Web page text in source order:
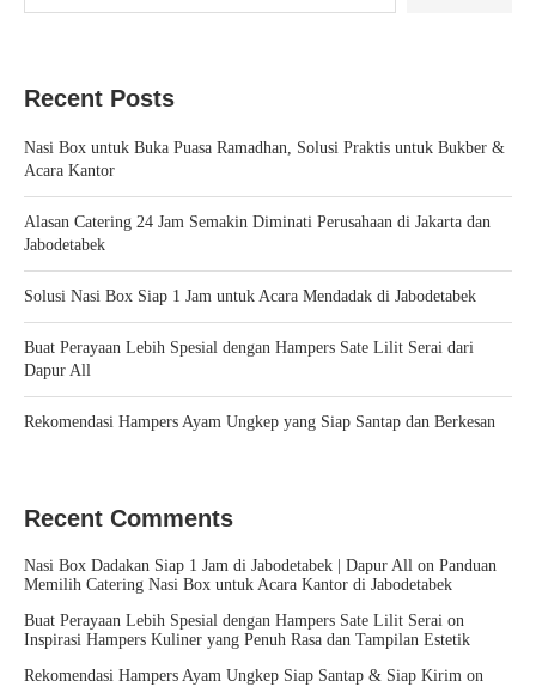
Recent Posts
Nasi Box untuk Buka Puasa Ramadhan, Solusi Praktis untuk Bukber &
Acara Kantor
Alasan Catering 24 Jam Semakin Diminati Perusahaan di Jakarta dan
Jabodetabek
Solusi Nasi Box Siap 1 Jam untuk Acara Mendadak di Jabodetabek
Buat Perayaan Lebih Spesial dengan Hampers Sate Lilit Serai dari
Dapur All
Rekomendasi Hampers Ayam Ungkep yang Siap Santap dan Berkesan
Recent Comments
Nasi Box Dadakan Siap 1 Jam di Jabodetabek | Dapur All on Panduan
Memilih Catering Nasi Box untuk Acara Kantor di Jabodetabek
Buat Perayaan Lebih Spesial dengan Hampers Sate Lilit Serai on
Inspirasi Hampers Kuliner yang Penuh Rasa dan Tampilan Estetik
Rekomendasi Hampers Ayam Ungkep Siap Santap & Siap Kirim on